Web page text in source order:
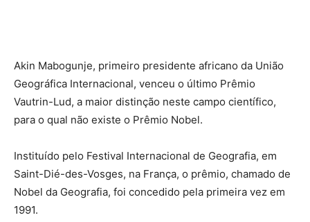
Akin Mabogunje, primeiro presidente africano da União
Geográfica Internacional, venceu o último Prêmio
Vautrin-Lud, a maior distinção neste campo científico,
para o qual não existe o Prêmio Nobel.
Instituído pelo Festival Internacional de Geografia, em
Saint-Dié-des-Vosges, na França, o prêmio, chamado de
Nobel da Geografia, foi concedido pela primeira vez em
1991.